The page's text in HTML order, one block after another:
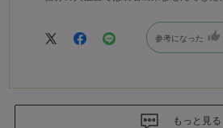
参考になった
もっと見る